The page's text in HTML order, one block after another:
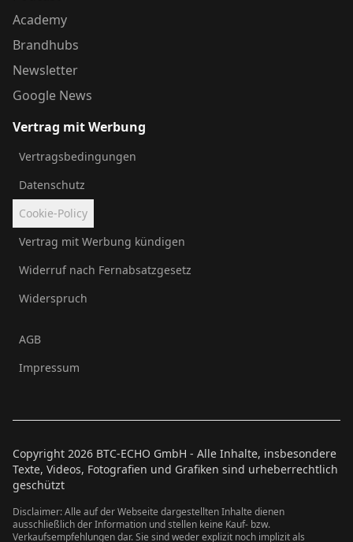
Academy
Brandhubs
Newsletter
Google News
Vertrag mit Werbung
Vertragsbedingungen
Datenschutz
Cookie-Policy
Vertrag mit Werbung kündigen
Widerruf nach Fernabsatzgesetz
Widerspruch
AGB
Impressum
Copyright 2026 BTC-ECHO GmbH - Alle Inhalte, insbesondere
Texte, Videos, Fotografien und Grafiken sind urheberrechtlich
geschützt
Disclaimer: Alle auf der Webseite dargestellten Inhalte dienen
ausschließlich der Information und stellen keine Kauf- bzw.
Verkaufsempfehlungen dar. Sie sind weder explizit noch implizit als